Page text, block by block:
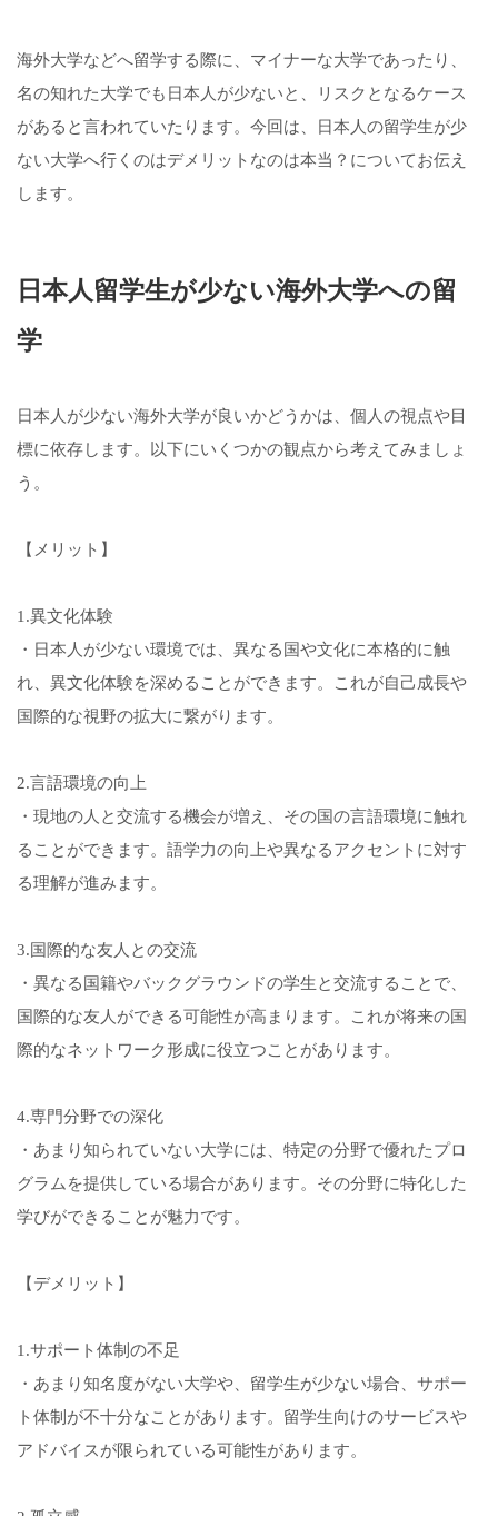
海外大学などへ留学する際に、マイナーな大学であったり、
名の知れた大学でも日本人が少ないと、リスクとなるケース
があると言われていたります。今回は、日本人の留学生が少
ない大学へ行くのはデメリットなのは本当？についてお伝え
します。
日本人留学生が少ない海外大学への留
学
日本人が少ない海外大学が良いかどうかは、個人の視点や目
標に依存します。以下にいくつかの観点から考えてみましょ
う。
【メリット】
1.異文化体験
・日本人が少ない環境では、異なる国や文化に本格的に触
れ、異文化体験を深めることができます。これが自己成長や
国際的な視野の拡大に繋がります。
2.言語環境の向上
・現地の人と交流する機会が増え、その国の言語環境に触れ
ることができます。語学力の向上や異なるアクセントに対す
る理解が進みます。
3.国際的な友人との交流
・異なる国籍やバックグラウンドの学生と交流することで、
国際的な友人ができる可能性が高まります。これが将来の国
際的なネットワーク形成に役立つことがあります。
4.専門分野での深化
・あまり知られていない大学には、特定の分野で優れたプロ
グラムを提供している場合があります。その分野に特化した
学びができることが魅力です。
【デメリット】
1.サポート体制の不足
・あまり知名度がない大学や、留学生が少ない場合、サポー
ト体制が不十分なことがあります。留学生向けのサービスや
アドバイスが限られている可能性があります。